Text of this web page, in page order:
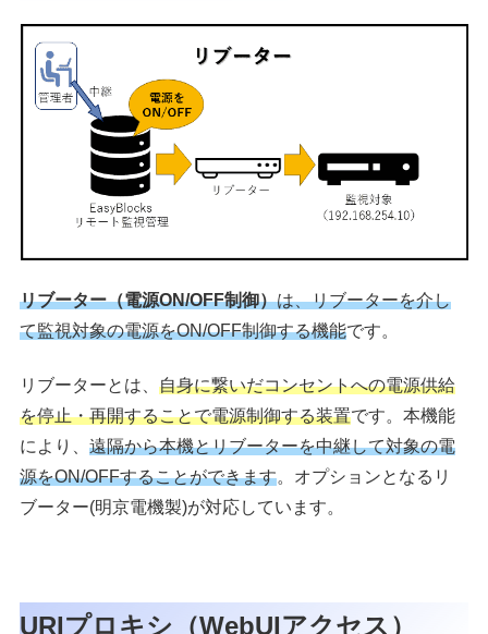
リブーター（電源ON/OFF制御）は、リブーターを介し
て監視対象の電源をON/OFF制御する機能です。
リブーターとは、自身に繋いだコンセントへの電源供給
を停止・再開することで電源制御する装置です。本機能
により、遠隔から本機とリブーターを中継して対象の電
源をON/OFFすることができます。オプションとなるリ
ブーター(明京電機製)が対応しています。
URIプロキシ（WebUIアクセス）